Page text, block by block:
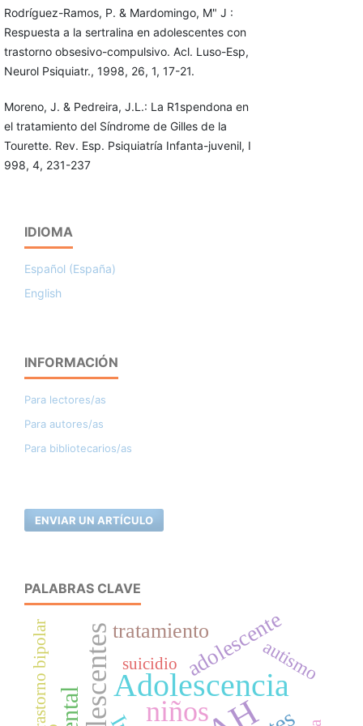
Rodríguez-Ramos, P. & Mardomingo, M" J :
Respuesta a la sertralina en adolescentes con
trastorno obsesivo-compulsivo. Acl. Luso-Esp,
Neurol Psiquiatr., 1998, 26, 1, 17-21.
Moreno, J. & Pedreira, J.L.: La R1spendona en
el tratamiento del Sín­drome de Gilles de la
Tourette. Rev. Esp. Psiquiatría Infanta-juvenil, I
998, 4, 231-237
IDIOMA
Español (España)
English
INFORMACIÓN
Para lectores/as
Para autores/as
Para bibliotecarios/as
ENVIAR UN ARTÍCULO
PALABRAS CLAVE
Adolescencia
niños
adolescentes adolescente
tratamiento
autismo
suicidio
trastorno bipolar